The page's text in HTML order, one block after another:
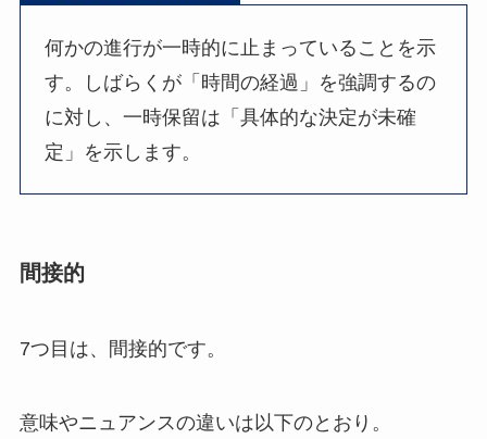
何かの進行が一時的に止まっていることを示
す。しばらくが「時間の経過」を強調するの
に対し、一時保留は「具体的な決定が未確
定」を示します。
間接的
7つ目は、間接的です。
意味やニュアンスの違いは以下のとおり。